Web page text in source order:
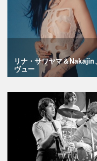
リナ・サワヤマ＆
ヴュー